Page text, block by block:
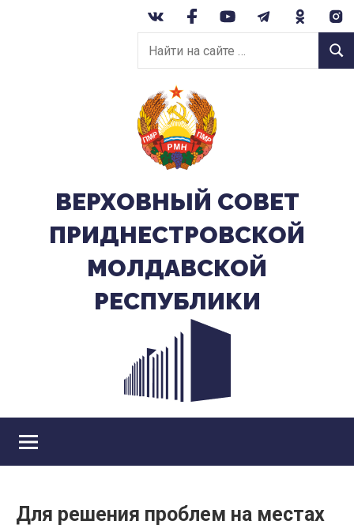
Найти
на
сайте:
ВЕРХОВНЫЙ CОВЕТ
ПРИДНЕСТРОВСКОЙ
МОЛДАВСКОЙ
РЕСПУБЛИКИ
Для решения проблем на местах